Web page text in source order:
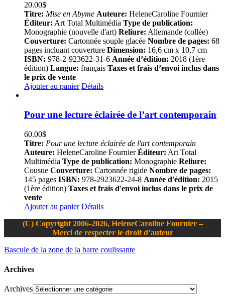
20.00$
Titre: Mise en Abyme Auteure: HeleneCaroline Fournier
Éditeur: Art Total Multimédia Type de publication:
Monographie (nouvelle d'art) Reliure: Allemande (collée)
Couverture: Cartonnée souple glacée Nombre de pages: 68
pages incluant couverture Dimension: 16,6 cm x 10,7 cm
ISBN: 978-2-923622-31-6 Année d’édition: 2018 (1ère
édition) Langue: français Taxes et frais d’envoi inclus dans
le prix de vente
Ajouter au panier Détails
Pour une lecture éclairée de l’art contemporain
60.00$
Titre: Pour une lecture éclairée de l'art contemporain
Auteure: HeleneCaroline FournierÉditeur: Art Total
Multimédia Type de publication: Monographie Reliure:
Cousue Couverture: Cartonnée rigide Nombre de pages:
145 pages ISBN: 978-2923622-24-8 Année d'édition: 2015
(1ère édition) Taxes et frais d'envoi inclus dans le prix de
vente
Ajouter au panier Détails
(C) Copyright 2006-2026, HeleneCaroline Fournier –
Merci de respecter le droit d’auteur
Bascule de la zone de la barre coulissante
Archives
Archives